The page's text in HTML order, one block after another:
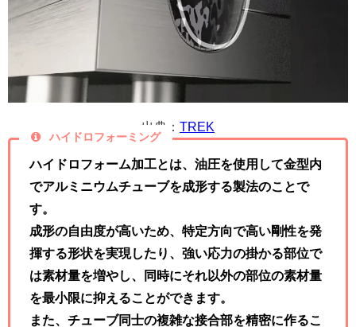
出典： TREK
ハイドロフォーミング
ハイドロフォーム加工とは、油圧を使用して金型内
でアルミニウムチューブを成形する製法のことで
す。
成形の自由度が高いため、特定方向で高い剛性を発
揮する形状を実現したり、強い応力の掛かる部位で
は素材量を増やし、同時にそれ以外の部位の素材量
を最小限に抑えることができます。
また、チューブ同士の複雑な接合部を精密に作るこ